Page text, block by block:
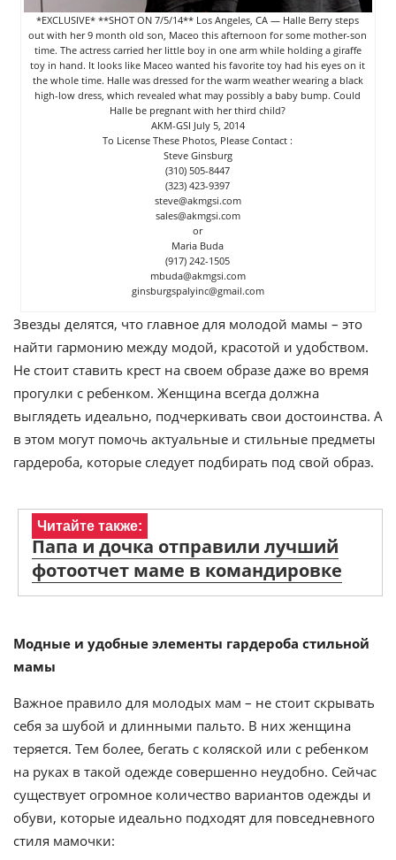
*EXCLUSIVE* **SHOT ON 7/5/14** Los Angeles, CA — Halle Berry steps
out with her 9 month old son, Maceo this afternoon for some mother-son
time. The actress carried her little boy in one arm while holding a giraffe
toy in hand. It looks like Maceo wanted his favorite toy had his eyes on it
the whole time. Halle was dressed for the warm weather wearing a black
high-low dress, which revealed what may possibly a baby bump. Could
Halle be pregnant with her third child?
AKM-GSI July 5, 2014
To License These Photos, Please Contact :
Steve Ginsburg
(310) 505-8447
(323) 423-9397
steve@akmgsi.com
sales@akmgsi.com
or
Maria Buda
(917) 242-1505
mbuda@akmgsi.com
ginsburgspalyinc@gmail.com
Звезды делятся, что главное для молодой мамы – это
найти гармонию между модой, красотой и удобством.
Не стоит ставить крест на своем образе даже во время
прогулки с ребенком. Женщина всегда должна
выглядеть идеально, подчеркивать свои достоинства. А
в этом могут помочь актуальные и стильные предметы
гардероба, которые следует подбирать под свой образ.
Читайте также:
Папа и дочка отправили лучший
фотоотчет маме в командировке
Модные и удобные элементы гардероба стильной
мамы
Важное правило для молодых мам – не стоит скрывать
себя за шубой и длинными пальто. В них женщина
теряется. Тем более, бегать с коляской или с ребенком
на руках в такой одежде совершенно неудобно. Сейчас
существует огромное количество вариантов одежды и
обуви, которые идеально подходят для повседневного
стиля мамочки: